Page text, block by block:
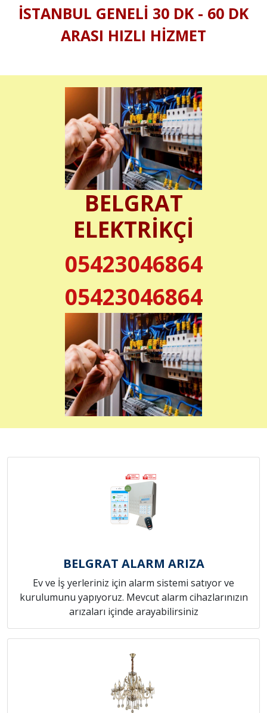
İSTANBUL GENELİ 30 DK - 60 DK
ARASI HIZLI HİZMET
BELGRAT
ELEKTRİKÇİ
05423046864
05423046864
BELGRAT ALARM ARIZA
Ev ve İş yerleriniz için alarm sistemi satıyor ve
kurulumunu yapıyoruz. Mevcut alarm cihazlarınızın
arızaları içinde arayabilirsiniz